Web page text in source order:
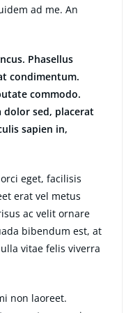
ad me. An
Phasellus
condimentum.
commodo.
sed, placerat
sapien in,
eget, facilisis
erat vel metus
ac velit ornare
bibendum est, at
vitae felis viverra
non laoreet.